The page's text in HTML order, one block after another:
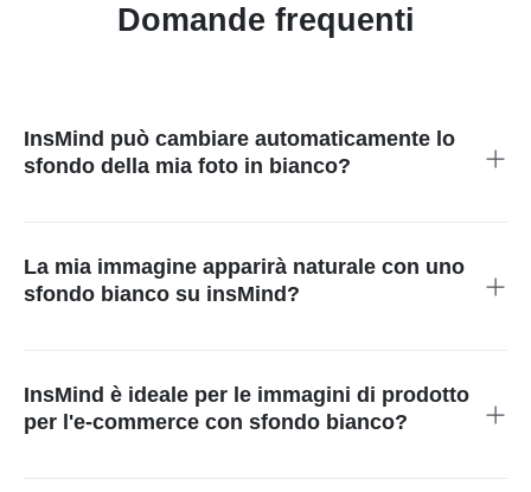
Domande frequenti
InsMind può cambiare automaticamente lo
sfondo della mia foto in bianco?
risparmiare tempo e fatica, permettendoti di concentrarti su
altri aspetti del progetto mentre lo strumento gestisce
facilmente le modifiche di sfondo.
La mia immagine apparirà naturale con uno
sfondo bianco su insMind?
avanzati per garantire che i bordi siano rifiniti, creando un
aspetto professionale che migliora la qualità complessiva delle
tue immagini.
InsMind è ideale per le immagini di prodotto
per l'e-commerce con sfondo bianco?